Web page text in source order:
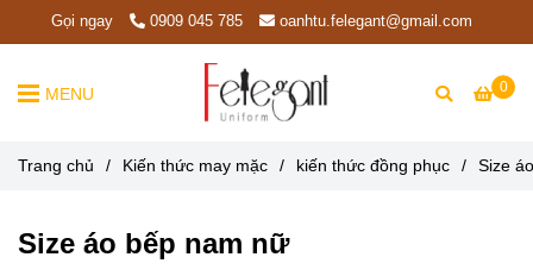
Gọi ngay 0909 045 785 oanhtu.felegant@gmail.com
0
MENU
Trang chủ / Kiến thức may mặc / kiến thức đồng phục / Size
Size áo bếp nam nữ